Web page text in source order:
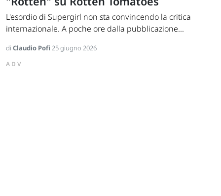
L'esordio di Supergirl non sta convincendo la critica
internazionale. A poche ore dalla pubblicazione...
di Claudio Pofi 25 giugno 2026
ADV